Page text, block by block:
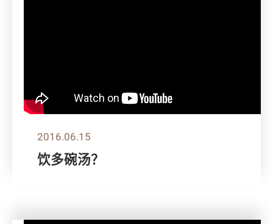
2016.06.15
饮多碗汤？